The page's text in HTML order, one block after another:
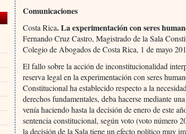
Comunicaciones
Costa Rica. La experimentación con seres
Fernando Cruz Castro, Magistrado de la Sala
Colegio de Abogados de Costa Rica, 1 de mayo
El fallo sobre la acción de inconstitucionalidad
reserva legal en la experimentación con seres
Constitucional ha establecido respecto a la
derechos fundamentales, deba hacerse mediante
venía haciendo hasta la decisión de enero de este
sentencia constitucional, según voto (voto número
la decisión de la Sala tiene un efecto político muy